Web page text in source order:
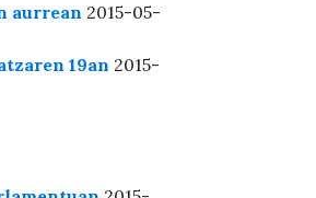
aurrean 2015-05-
19an 2015-